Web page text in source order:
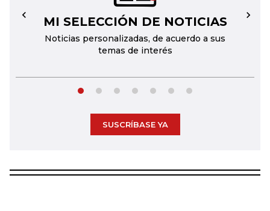
MI SELECCIÓN DE NOTICIAS
Noticias personalizadas, de acuerdo a sus
temas de interés
← →
SUSCRÍBASE YA